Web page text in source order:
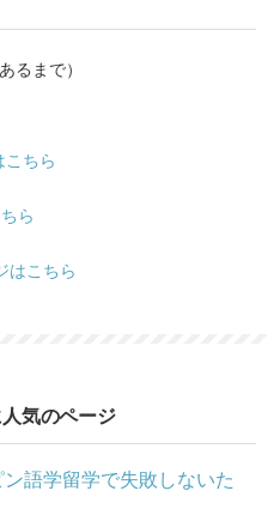
るまで）
こちら
ら
はこちら
気のページ
語学留学で失敗しないた